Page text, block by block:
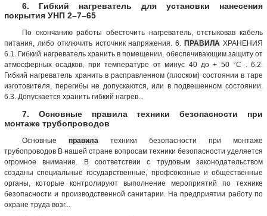
6. Гибкий нагреватель для установки нанесения
покрытия УНП 2–7–65
По окончанию работы обесточить нагреватель, отстыковав кабель
питания, либо отключить источник напряжения. 6.ПРАВИЛА ХРАНЕНИЯ
6.1. Гибкий нагреватель хранить в помещении, обеспечивающим защиту от
атмосферных осадков, при температуре от минус 40 до + 50 °С . 6.2.
Гибкий нагреватель хранить в расправленном (плоском) состоянии в таре
изготовителя, перегибы не допускаются, или в подвешенном состоянии.
6.3. Допускается хранить гибкий нагрев...
7. Основные правила техники безопасности при
монтаже трубопроводов
Основные правила техники безопасности при монтаже
трубопроводов В нашей стране вопросам техники безопасности уделяется
огромное внимание. В соответствии с трудовым законодательством
созданы специальные государственные, профсоюзные и общественные
органы, которые контролируют выполнение мероприятий по технике
безопасности и производственной санитарии. На предприятии работу по
охране труда возг...